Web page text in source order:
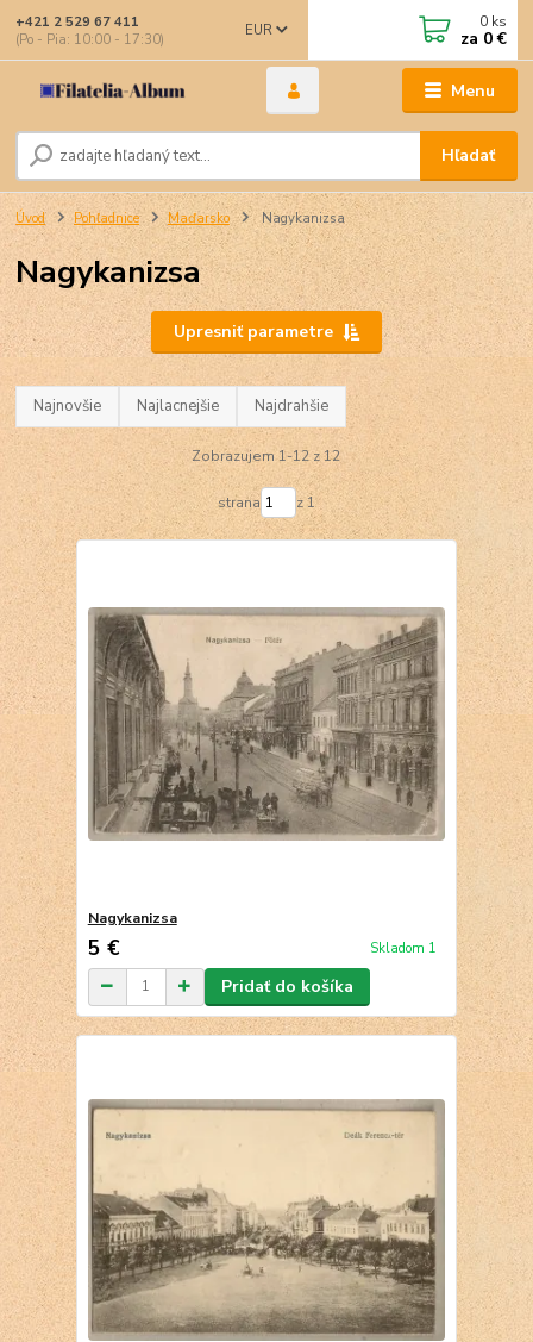
Menu
EUR
Hľadať
+421 2 529 67 411
(Po - Pia: 10:00 - 17:30)
0 ks
za 0 €
Úvod Pohľadnice Maďarsko Nagykanizsa
Nagykanizsa
Upresniť parametre
Najnovšie Najlacnejšie Najdrahšie
Zobrazujem 1-12 z 12
strana z 1
Nagykanizsa
5 € Skladom 1
Pridať do košíka